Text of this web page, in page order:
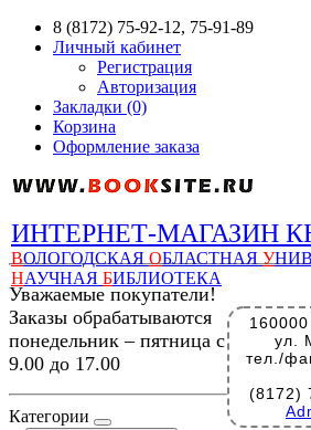
8 (8172) 75-92-12, 75-91-89
Личный кабинет
Регистрация
Авторизация
Закладки (0)
Корзина
Оформление заказа
ИНТЕРНЕТ-МАГАЗИН
ВОЛОГОДСКАЯ ОБЛАСТНАЯ У
НАУЧНАЯ БИБЛИОТЕКА
160000
ул.
тел./
(8172)
Уважаемые покупатели!
Заказы обрабатываются
понедельник – пятница с
9.00 до 17.00
Категории